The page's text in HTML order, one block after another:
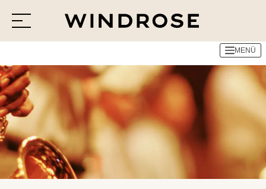
Reiseziele
Reisethemen
Jetzt Anfrage senden
MENÜ